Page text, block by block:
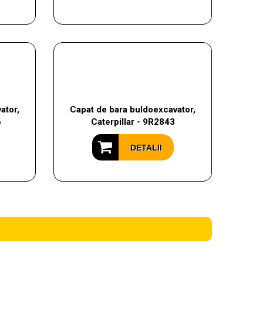
Capat de bara buldoexcavator,
Caterpillar - 9R2843
DETALII